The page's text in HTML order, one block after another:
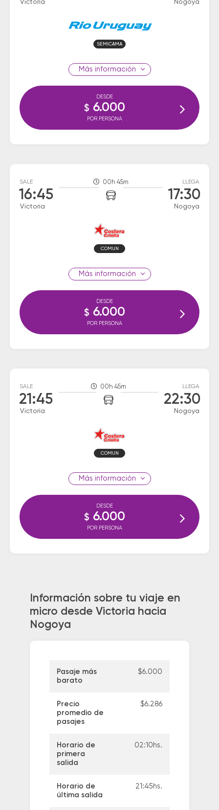
Victoria Nogoya
SEMICAMA
información
DESDE
$ 6.000
POR PERSONA
SALE
16:45
Victoria
00h 45m LLEGA
17:30
Nogoya
COMUN
información
DESDE
$ 6.000
POR PERSONA
SALE
21:45
Victoria
00h 45m LLEGA
22:30
Nogoya
COMUN
información
DESDE
$ 6.000
POR PERSONA
Información sobre tu viaje en
micro desde Victoria hacia
Nogoya
Pasaje más
barato
$6.000
Precio
promedio de
pasajes
$6.286
Horario de
primera
salida
02:10hs.
Horario de
última salida
21:45hs.